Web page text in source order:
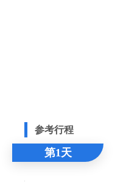
参考行程
第1天